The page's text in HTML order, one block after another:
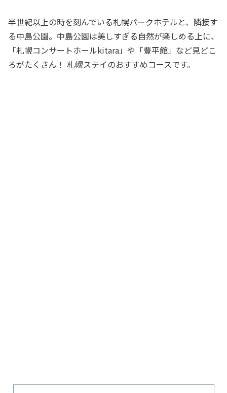
半世紀以上の時を刻んでいる札幌パークホテルと、隣接す
る中島公園。中島公園は美しすぎる自然が楽しめる上に、
「札幌コンサートホールkitara」や「豊平館」など見どこ
ろがたくさん！ 札幌ステイのおすすめコースです。